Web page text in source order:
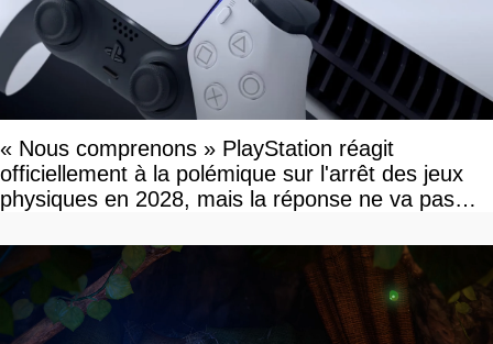
« Nous comprenons » PlayStation réagit
officiellement à la polémique sur l'arrêt des jeux
physiques en 2028, mais la réponse ne va pas